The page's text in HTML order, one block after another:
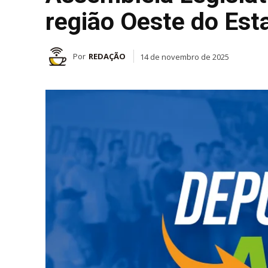
região Oeste do
Por REDAÇÃO 14 de novembro de 2025